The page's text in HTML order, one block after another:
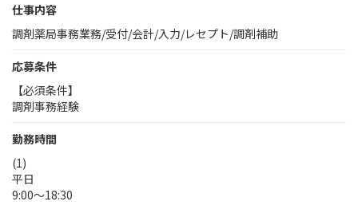
仕事内容
調剤薬局事務業務/受付/会計/入力/レセプト/調剤補助
応募条件
【必須条件】
調剤事務経験
勤務時間
(1)
平日
9:00～18:30